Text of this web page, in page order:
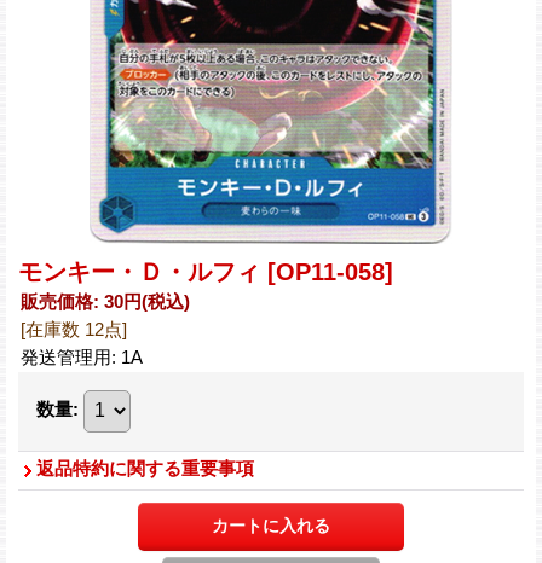
モンキー・Ｄ・ルフィ [OP11-058]
販売価格: 30円(税込)
[在庫数 12点]
発送管理用: 1A
数量:
返品特約に関する重要事項